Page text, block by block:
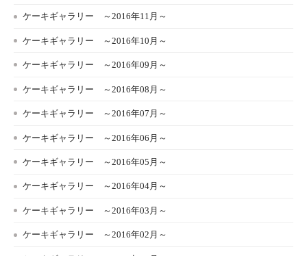
ケーキギャラリー ～2016年11月～
ケーキギャラリー ～2016年10月～
ケーキギャラリー ～2016年09月～
ケーキギャラリー ～2016年08月～
ケーキギャラリー ～2016年07月～
ケーキギャラリー ～2016年06月～
ケーキギャラリー ～2016年05月～
ケーキギャラリー ～2016年04月～
ケーキギャラリー ～2016年03月～
ケーキギャラリー ～2016年02月～